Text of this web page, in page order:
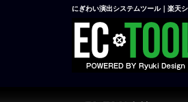
にぎわい演出システムツール｜楽天